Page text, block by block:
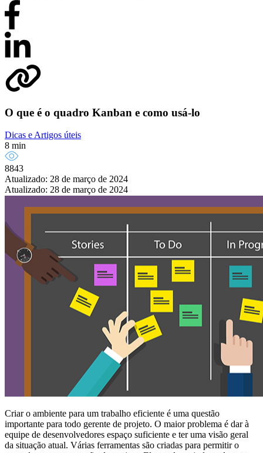
O que é o quadro Kanban e como usá-lo
Dicas e Artigos úteis
8 min
8843
Atualizado: 28 de março de 2024
Atualizado: 28 de março de 2024
Criar o ambiente para um trabalho eficiente é uma questão
importante para todo gerente de projeto. O maior problema é dar à
equipe de desenvolvedores espaço suficiente e ter uma visão geral
da situação atual. Várias ferramentas são criadas para permitir o